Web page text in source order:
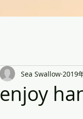
enjoy
Sea Swallow 2019